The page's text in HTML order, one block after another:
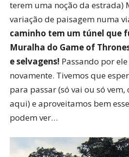
terem uma noção da estrada)
variação de paisagem numa
caminho tem um túnel que
Muralha do Game of
e selvagens! Passando por
novamente. Tivemos que
para passar (só vai ou só
aqui) e aproveitamos bem
podem ver…